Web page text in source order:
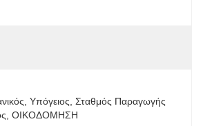
Υπόγειος, Σταθμός Παραγωγής
ΟΙΚΟΔΟΜΗΣΗ